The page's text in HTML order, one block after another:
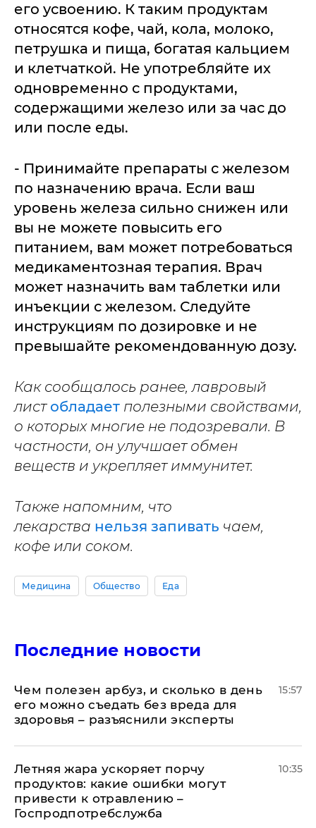
его усвоению. К таким продуктам
относятся кофе, чай, кола, молоко,
петрушка и пища, богатая кальцием
и клетчаткой. Не употребляйте их
одновременно с продуктами,
содержащими железо или за час до
или после еды.
- Принимайте препараты с железом
по назначению врача. Если ваш
уровень железа сильно снижен или
вы не можете повысить его
питанием, вам может потребоваться
медикаментозная терапия. Врач
может назначить вам таблетки или
инъекции с железом. Следуйте
инструкциям по дозировке и не
превышайте рекомендованную дозу.
Как сообщалось ранее, лавровый
лист обладает полезными свойствами,
о которых многие не подозревали. В
частности, он улучшает обмен
веществ и укрепляет иммунитет.
Также напомним, что
лекарства нельзя запивать чаем,
кофе или соком.
Медицина Общество Еда
Последние новости
Чем полезен арбуз, и сколько в день
его можно съедать без вреда для
здоровья – разъяснили эксперты
15:57
Летняя жара ускоряет порчу
продуктов: какие ошибки могут
привести к отравлению –
Госпродпотребслужба
10:35